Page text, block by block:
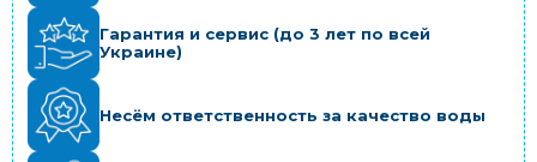
Гарантия и сервис (до 3 лет по всей
Украине)
Несём ответственность за качество воды